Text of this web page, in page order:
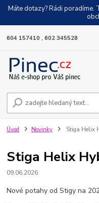
Máte dotazy? Rádi
604 157410 , 602 345528
Úvod Novinky Stiga Helix
Stiga Helix
09.06.2026
Nové potahy od Stigy na